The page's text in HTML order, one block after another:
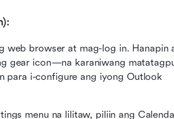
web browser at mag-log in. Hanapin
gear icon—na karaniwang
para i-configure ang iyong Outlook
menu na lilitaw, piliin ang